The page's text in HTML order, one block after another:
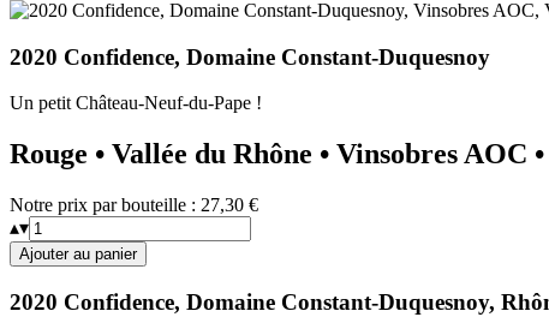
2020 Confidence, Domaine Constant-Duquesnoy
Un petit Château-Neuf-du-Pape !
Rouge • Vallée du Rhône • Vinsobres
Notre prix par bouteille : 27,30 €
▴▾
Ajouter au panier
2020 Confidence, Domaine Constant-Duquesnoy,